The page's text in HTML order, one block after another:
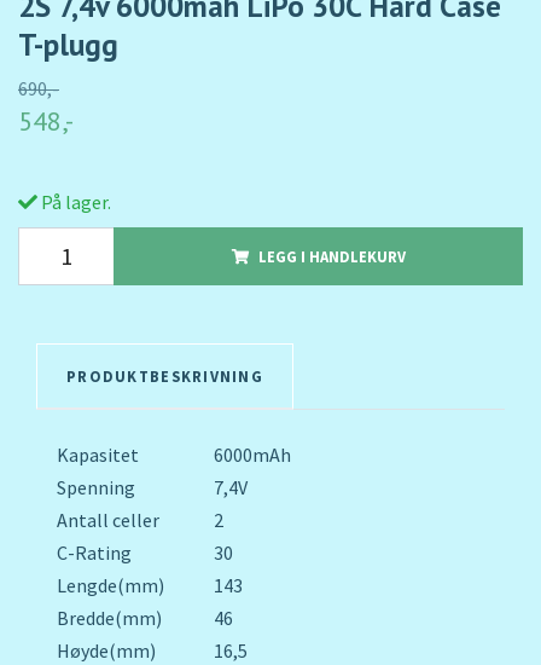
T-plugg
690,-
548,-
På lager.
LEGG I HANDLEKURV
PRODUKTBESKRIVNING
Kapasitet
6000mAh
Spenning
7,4V
Antall celler
2
C-Rating
30
Lengde(mm)
143
Bredde(mm)
46
Høyde(mm)
16,5